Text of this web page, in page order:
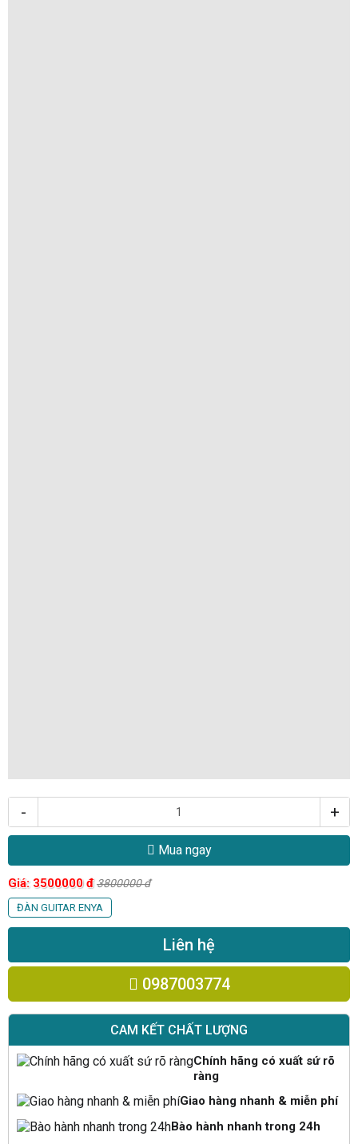
- +
Mua ngay
Giá: 3500000 đ 3800000đ
ĐÀN GUITAR ENYA
Liên hệ
0987003774
CAM KẾT CHẤT LƯỢNG
Chính hãng có xuất sứ rõ
ràng
Giao hàng nhanh & miễn phí
Bào hành nhanh trong 24h